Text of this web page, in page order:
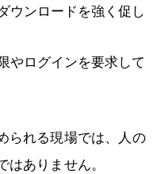
ウンロードを強く促し
やログインを要求して
られる現場では、人の
ありません。